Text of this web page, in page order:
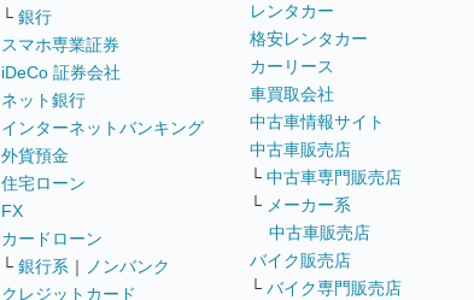
└ 銀行
スマホ専業証券
iDeCo 証券会社
ネット銀行
インターネットバンキング
外貨預金
住宅ローン
FX
カードローン
└ 銀行系 ｜
ノンバンク
クレジットカード
レンタカー
格安レンタカー
カーリース
車買取会社
中古車情報サイト
中古車販売店
└ 中古車専門販売店
└ メーカー系
中古車販売店
バイク販売店
└ バイク専門販売店